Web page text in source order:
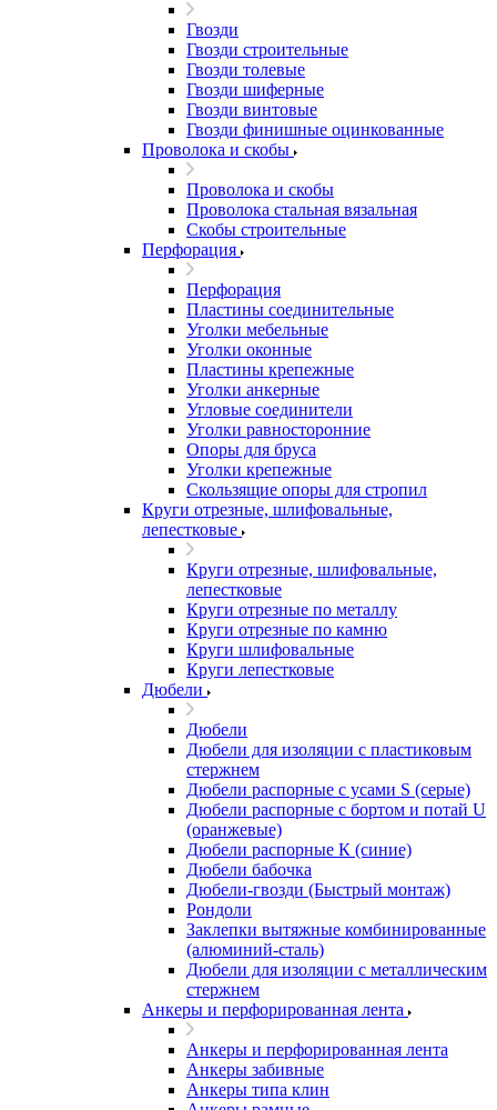
Гвозди
Гвозди строительные
Гвозди толевые
Гвозди шиферные
Гвозди винтовые
Гвозди финишные оцинкованные
Проволока и скобы
Проволока и скобы
Проволока стальная вязальная
Скобы строительные
Перфорация
Перфорация
Пластины соединительные
Уголки мебельные
Уголки оконные
Пластины крепежные
Уголки анкерные
Угловые соединители
Уголки равносторонние
Опоры для бруса
Уголки крепежные
Скользящие опоры для стропил
Круги отрезные, шлифовальные,
лепестковые
Круги отрезные, шлифовальные,
лепестковые
Круги отрезные по металлу
Круги отрезные по камню
Круги шлифовальные
Круги лепестковые
Дюбели
Дюбели
Дюбели для изоляции с пластиковым
стержнем
Дюбели распорные с усами S (серые)
Дюбели распорные c бортом и потай U
(оранжевые)
Дюбели распорные К (синие)
Дюбели бабочка
Дюбели-гвозди (Быстрый монтаж)
Рондоли
Заклепки вытяжные комбинированные
(алюминий-сталь)
Дюбели для изоляции с металлическим
стержнем
Анкеры и перфорированная лента
Анкеры и перфорированная лента
Анкеры забивные
Анкеры типа клин